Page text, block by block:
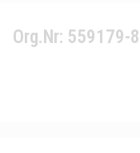
Org.Nr: 559179-